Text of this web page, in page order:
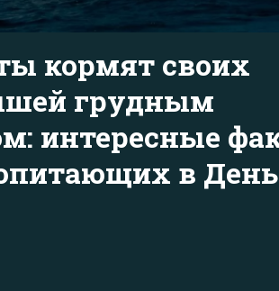
кормят своих
грудным
интересные
в День